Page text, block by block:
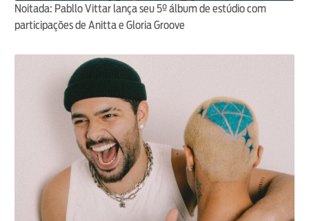
Noitada: Pabllo Vittar lança seu 5º álbum de estúdio com
participações de Anitta e Gloria Groove